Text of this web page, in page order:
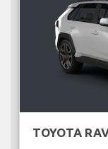
TOYOTA